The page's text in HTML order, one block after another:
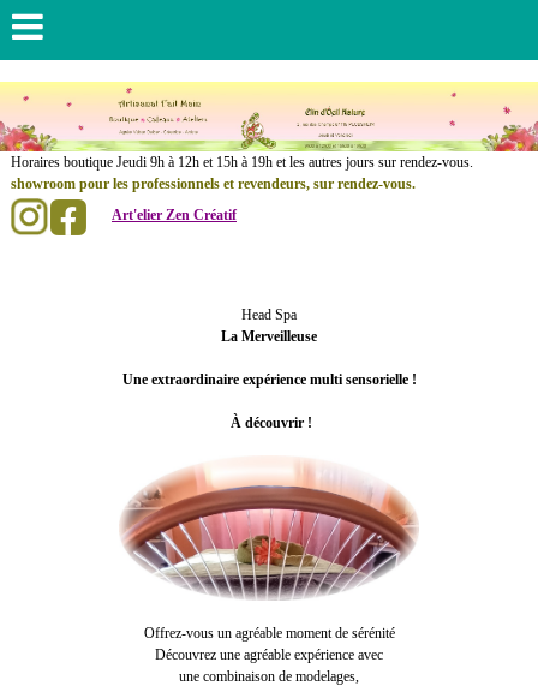
Horaires boutique Jeudi 9h à 12h et 15h à 19h et les autres jours sur rendez-vous.
showroom pour les professionnels et revendeurs, sur rendez-vous.
Art'elier Zen Créatif
Head Spa
La Merveilleuse
Une extraordinaire expérience multi sensorielle !
À découvrir !
Offrez-vous un agréable moment de sérénité
Découvrez une agréable expérience avec
une combinaison de modelages,